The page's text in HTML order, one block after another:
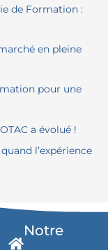
de Formation :
en pleine
pour une
a évolué !
l’expérience
Notre